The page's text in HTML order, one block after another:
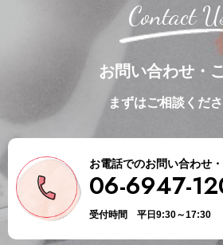
Contact
お問い合わせ・
まずはご相談くださ
お電話でのお問い合わせ
06-6947-
受付時間 平日9:30～17:30